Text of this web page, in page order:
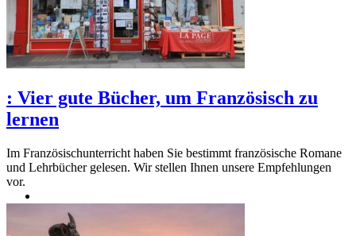
: Vier gute Bücher, um Französisch zu
lernen
Im Französischunterricht haben Sie bestimmt französische Romane
und Lehrbücher gelesen. Wir stellen Ihnen unsere Empfehlungen
vor.